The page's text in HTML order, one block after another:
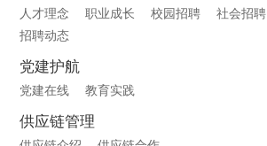
人才理念 职业成长 校园招聘 社会招聘
招聘动态
党建护航
党建在线 教育实践
供应链管理